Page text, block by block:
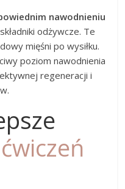
nawodnieniu
odżywcze. Te
mięśni po wysiłku.
poziom nawodnienia
regeneracji i